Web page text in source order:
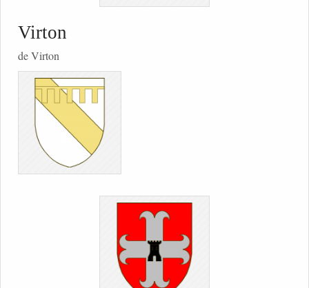
Virton
de Virton